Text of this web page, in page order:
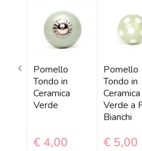
Pomello
Tondo in
Ceramica
Verde
€ 4,00
Pomello
Tondo in
Ceramica
Verde a
Bianchi
€ 5,00